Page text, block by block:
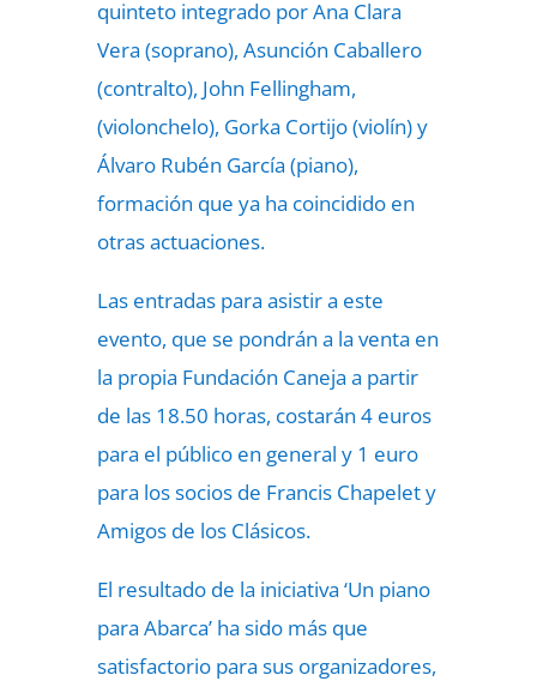
quinteto integrado por Ana Clara
Vera (soprano), Asunción Caballero
(contralto), John Fellingham,
(violonchelo), Gorka Cortijo (violín) y
Álvaro Rubén García (piano),
formación que ya ha coincidido en
otras actuaciones.
Las entradas para asistir a este
evento, que se pondrán a la venta en
la propia Fundación Caneja a partir
de las 18.50 horas, costarán 4 euros
para el público en general y 1 euro
para los socios de Francis Chapelet y
Amigos de los Clásicos.
El resultado de la iniciativa ‘Un piano
para Abarca’ ha sido más que
satisfactorio para sus organizadores,